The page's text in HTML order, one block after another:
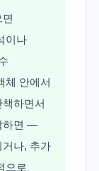
이나
체 안에서
하면서
하면 —
나, 추가
으로